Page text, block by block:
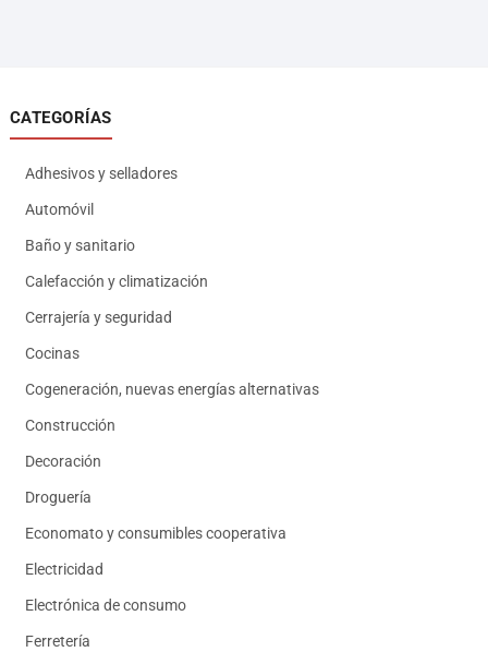
CATEGORÍAS
Adhesivos y selladores
Automóvil
Baño y sanitario
Calefacción y climatización
Cerrajería y seguridad
Cocinas
Cogeneración, nuevas energías alternativas
Construcción
Decoración
Droguería
Economato y consumibles cooperativa
Electricidad
Electrónica de consumo
Ferretería